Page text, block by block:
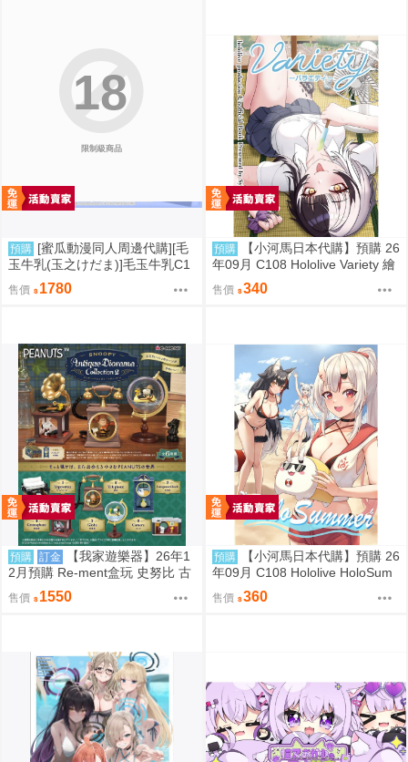
限制級商品
18
預購 [蜜瓜動漫同人周邊代購][毛
玉牛乳(玉之けだま)]毛玉牛乳C1
08新刊セット(同人誌)
售價 1780
預購
【小河馬日本代購】預購 26
年09月 C108 Hololive Variety 繪
師:Syun
售價 340
預購 訂金
【我家遊樂器】26年1
2月預購 Re-ment盒玩 史努比 古
董立體場景2
售價 1550
預購
【小河馬日本代購】預購 26
年09月 C108 Hololive HoloSum
mer 繪師:李神の落書き場
售價 360